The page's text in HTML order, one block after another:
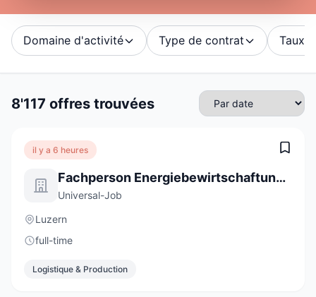
Domaine d'activité Type de contrat Taux
8'117 offres trouvées
il y a 6 heures
Fachperson Energiebewirtschaftung 100% (m/w/d)
Universal-Job
Luzern
full-time
Logistique & Production